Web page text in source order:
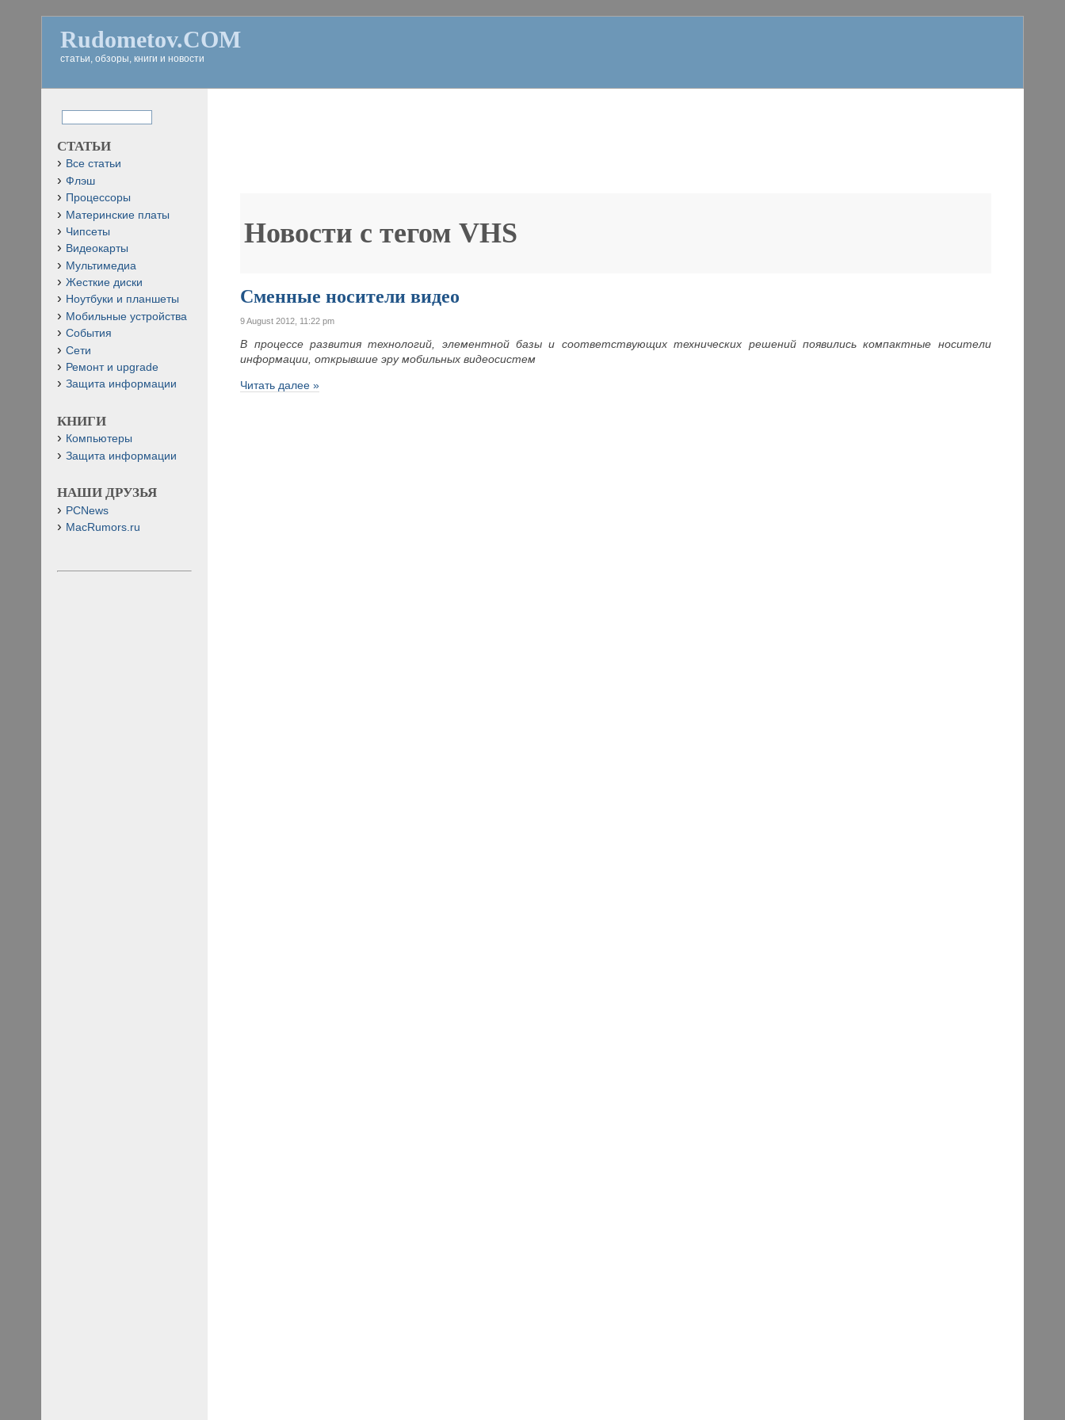
Rudometov.COM
статьи, обзоры, книги и новости
Новости с тегомVHS
Сменные носители видео
9 August 2012, 11:22 pm
В процессе развития технологий, элементной базы и соответствующих технических решений появились компактные носители
информации, открывшие эру мобильных видеосистем
Читать далее »
СТАТЬИ
Все статьи
Флэш
Процессоры
Материнские платы
Чипсеты
Видеокарты
Мультимедиа
Жесткие диски
Ноутбуки и планшеты
Мобильные устройства
События
Сети
Ремонт и upgrade
Защита информации
КНИГИ
Компьютеры
Защита информации
НАШИ ДРУЗЬЯ
PCNews
MacRumors.ru